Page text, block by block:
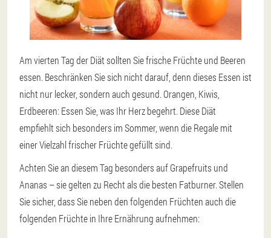
Am vierten Tag der Diät sollten Sie frische Früchte und Beeren
essen. Beschränken Sie sich nicht darauf, denn dieses Essen ist
nicht nur lecker, sondern auch gesund. Orangen, Kiwis,
Erdbeeren: Essen Sie, was Ihr Herz begehrt. Diese Diät
empfiehlt sich besonders im Sommer, wenn die Regale mit
einer Vielzahl frischer Früchte gefüllt sind.
Achten Sie an diesem Tag besonders auf Grapefruits und
Ananas – sie gelten zu Recht als die besten Fatburner. Stellen
Sie sicher, dass Sie neben den folgenden Früchten auch die
folgenden Früchte in Ihre Ernährung aufnehmen: